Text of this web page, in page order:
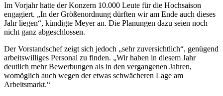
Im Vorjahr hatte der Konzern 10.000 Leute für die Hochsaison
engagiert. „In der Größenordnung dürften wir am Ende auch dieses
Jahr liegen“, kündigte Meyer an. Die Planungen dazu seien noch
nicht ganz abgeschlossen.
Der Vorstandschef zeigt sich jedoch „sehr zuversichtlich“, genügend
arbeitswilliges Personal zu finden. „Wir haben in diesem Jahr
deutlich mehr Bewerbungen als in den vergangenen Jahren,
womöglich auch wegen der etwas schwächeren Lage am
Arbeitsmarkt.“